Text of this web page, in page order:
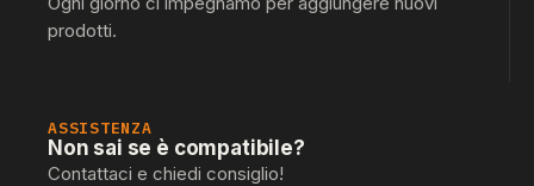
prodotti.
ASSISTENZA
Non sai se è compatibile?
Contattaci e chiedi consiglio!